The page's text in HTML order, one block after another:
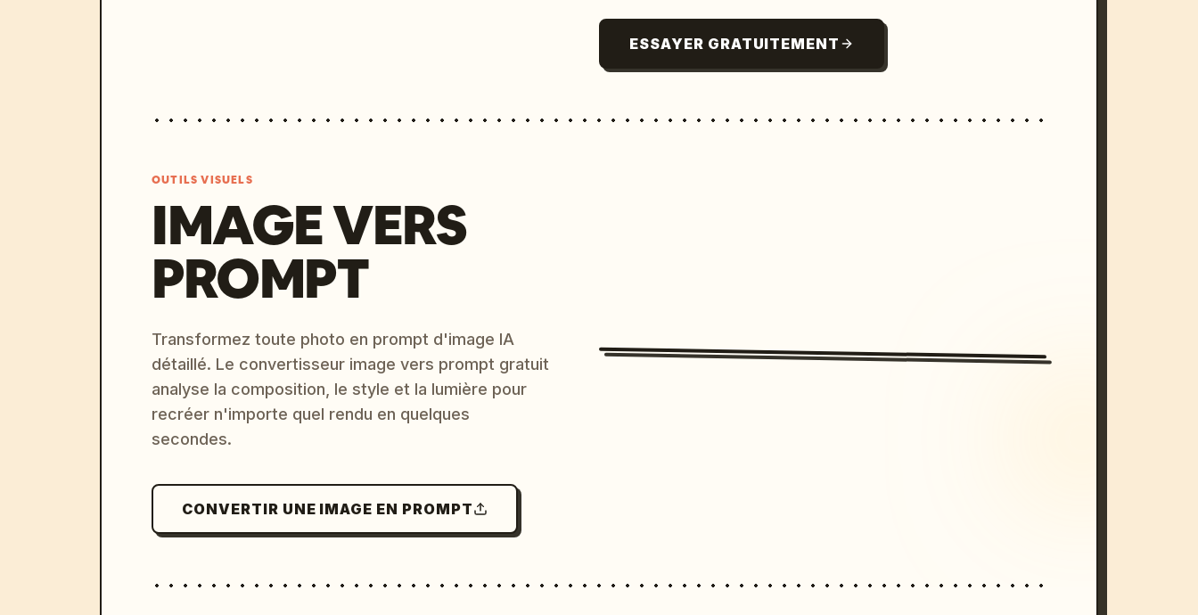
ESSAYER GRATUITEMENT
OUTILS VISUELS
IMAGE VERS
PROMPT
Transformez toute photo en prompt d'image IA
détaillé. Le convertisseur image vers prompt gratuit
analyse la composition, le style et la lumière pour
recréer n'importe quel rendu en quelques
secondes.
CONVERTIR UNE IMAGE EN PROMPT